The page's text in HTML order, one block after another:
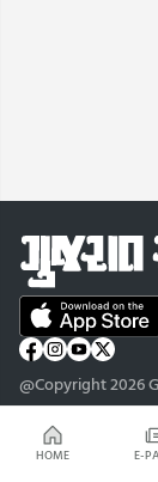
HOME E-
@Copyright 2026